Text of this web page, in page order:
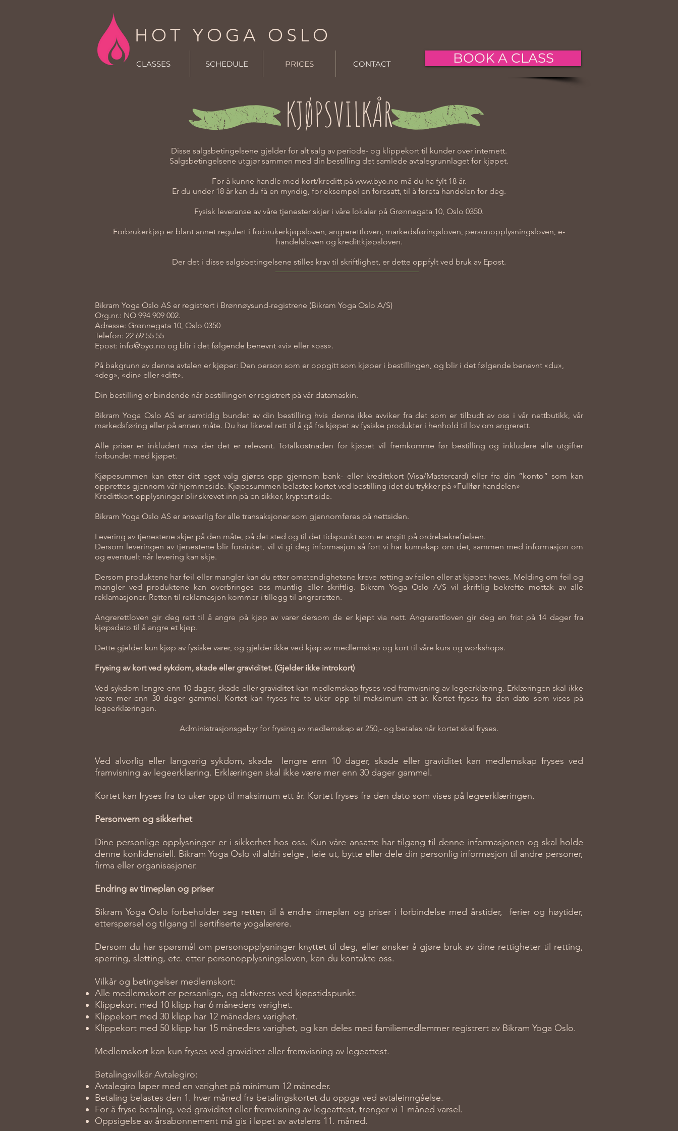
HOT YOGA OSLO
CLASSES SCHEDULE PRICES CONTACT BOOK A CLASS
KJØPSVILKÅR
Disse salgsbetingelsene gjelder for alt salg av periode- og klippekort til kunder over internett.
Salgsbetingelsene utgjør sammen med din bestilling det samlede avtalegrunnlaget for kjøpet.
For å kunne handle med kort/kreditt på www.byo.no må du ha fylt 18 år.
Er du under 18 år kan du få en myndig, for eksempel en foresatt, til å foreta handelen for deg.
Fysisk leveranse av våre tjenester skjer i våre lokaler på Grønnegata 10, Oslo 0350.
Forbrukerkjøp er blant annet regulert i forbrukerkjøpsloven, angrerettloven, markedsføringsloven, personopplysningsloven, e-
handelsloven og kredittkjøpsloven.
Der det i disse salgsbetingelsene stilles krav til skriftlighet, er dette oppfylt ved bruk av Epost.
Bikram Yoga Oslo AS er registrert i Brønnøysund-registrene (Bikram Yoga Oslo A/S)
Org.nr.: NO 994 909 002.
Adresse: Grønnegata 10, Oslo 0350
Telefon: 22 69 55 55
Epost: info@byo.no og blir i det følgende benevnt «vi» eller «oss».
På bakgrunn av denne avtalen er kjøper: Den person som er oppgitt som kjøper i bestillingen, og blir i det følgende benevnt «du»,
«deg», «din» eller «ditt».
Din bestilling er bindende når bestillingen er registrert på vår datamaskin.
Bikram Yoga Oslo AS er samtidig bundet av din bestilling hvis denne ikke avviker fra det som er tilbudt av oss i vår nettbutikk, vår
markedsføring eller på annen måte. Du har likevel rett til å gå fra kjøpet av fysiske produkter i henhold til lov om angrerett.
Alle priser er inkludert mva der det er relevant. Totalkostnaden for kjøpet vil fremkomme før bestilling og inkludere alle utgifter
forbundet med kjøpet.
Kjøpesummen kan etter ditt eget valg gjøres opp gjennom bank- eller kredittkort (Visa/Mastercard) eller fra din ”konto” som kan
opprettes gjennom vår hjemmeside. Kjøpesummen belastes kortet ved bestilling idet du trykker på «Fullfør handelen»
Kredittkort-opplysninger blir skrevet inn på en sikker, kryptert side.
Bikram Yoga Oslo AS er ansvarlig for alle transaksjoner som gjennomføres på nettsiden.
Levering av tjenestene skjer på den måte, på det sted og til det tidspunkt som er angitt på ordrebekreftelsen.
Dersom leveringen av tjenestene blir forsinket, vil vi gi deg informasjon så fort vi har kunnskap om det, sammen med informasjon om
og eventuelt når levering kan skje.
Dersom produktene har feil eller mangler kan du etter omstendighetene kreve retting av feilen eller at kjøpet heves. Melding om feil og
mangler ved produktene kan overbringes oss muntlig eller skriftlig. Bikram Yoga Oslo A/S vil skriftlig bekrefte mottak av alle
reklamasjoner. Retten til reklamasjon kommer i tillegg til angreretten.
Angrerettloven gir deg rett til å angre på kjøp av varer dersom de er kjøpt via nett. Angrerettloven gir deg en frist på 14 dager fra
kjøpsdato til å angre et kjøp.
Dette gjelder kun kjøp av fysiske varer, og gjelder ikke ved kjøp av medlemskap og kort til våre kurs og workshops.
Frysing av kort ved sykdom, skade eller graviditet. (Gjelder ikke introkort)
Ved sykdom lengre enn 10 dager, skade eller graviditet kan medlemskap fryses ved framvisning av legeerklæring. Erklæringen skal ikke
være mer enn 30 dager gammel. Kortet kan fryses fra to uker opp til maksimum ett år. Kortet fryses fra den dato som vises på
legeerklæringen.
Administrasjonsgebyr for frysing av medlemskap er 250,- og betales når kortet skal fryses.
Ved alvorlig eller langvarig sykdom, skade lengre enn 10 dager, skade eller graviditet kan medlemskap fryses ved
framvisning av legeerklæring. Erklæringen skal ikke være mer enn 30 dager gammel.
Kortet kan fryses fra to uker opp til maksimum ett år. Kortet fryses fra den dato som vises på legeerklæringen.
Personvern og sikkerhet
Dine personlige opplysninger er i sikkerhet hos oss. Kun våre ansatte har tilgang til denne informasjonen og skal holde
denne konfidensiell. Bikram Yoga Oslo vil aldri selge , leie ut, bytte eller dele din personlig informasjon til andre personer,
firma eller organisasjoner.
Endring av timeplan og priser
Bikram Yoga Oslo forbeholder seg retten til å endre timeplan og priser i forbindelse med årstider, ferier og høytider,
etterspørsel og tilgang til sertifiserte yogalærere.
Dersom du har spørsmål om personopplysninger knyttet til deg, eller ønsker å gjøre bruk av dine rettigheter til retting,
sperring, sletting, etc. etter personopplysningsloven, kan du kontakte oss.
Vilkår og betingelser medlemskort:
Alle medlemskort er personlige, og aktiveres ved kjøpstidspunkt.
Klippekort med 10 klipp har 6 måneders varighet.
Klippekort med 30 klipp har 12 måneders varighet.
Klippekort med 50 klipp har 15 måneders varighet, og kan deles med familiemedlemmer registrert av Bikram Yoga Oslo.
Medlemskort kan kun fryses ved graviditet eller fremvisning av legeattest.
Betalingsvilkår Avtalegiro:
Avtalegiro løper med en varighet på minimum 12 måneder.
Betaling belastes den 1. hver måned fra betalingskortet du oppga ved avtaleinngåelse.
For å fryse betaling, ved graviditet eller fremvisning av legeattest, trenger vi 1 måned varsel.
Oppsigelse av årsabonnement må gis i løpet av avtalens 11. måned.